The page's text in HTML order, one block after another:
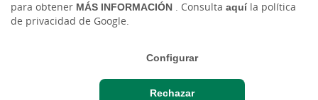
para obtener MÁS INFORMACIÓN . Consulta aquíla política
de privacidad de Google.
Configurar
Rechazar